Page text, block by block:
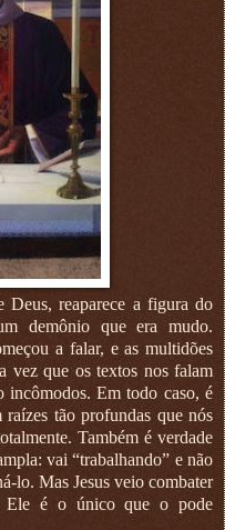
Deus, reaparece a figura do
demônio que era mudo.
a falar, e as multidões
vez que os textos nos falam
incômodos. Em todo caso, é
tão profundas que nós
Também é verdade
vai “trabalhando” e não
lo. Mas Jesus veio combater
Ele é o único que o pode